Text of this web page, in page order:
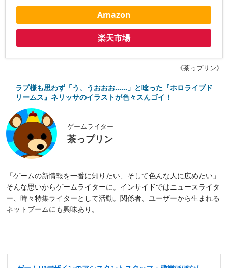
Amazon
楽天市場
《茶っプリン》
ラプ様も思わず「う、うおおお……」と唸った『ホロライブド
リームス』ネリッサのイラストが色々スんゴイ！
ゲームライター
茶っプリン
「ゲームの新情報を一番に知りたい、そして色んな人に広めたい」
そんな思いからゲームライターに。インサイドではニュースライタ
ー、時々特集ライターとして活動。関係者、ユーザーから生まれる
ネットブームにも興味あり。